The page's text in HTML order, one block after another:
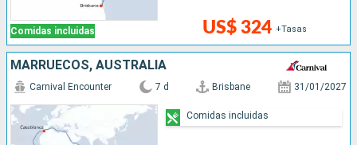
Comidas incluidas US$ 324 +Tasas
MARRUECOS, AUSTRALIA
Carnival Encounter 7 d Brisbane 31/01/2027
Comidas incluidas